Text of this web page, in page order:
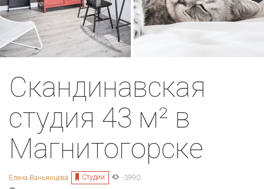
Скандинавская
студия 43 м² в
Магнитогорске
Елена Ваньянцева Студии -3990